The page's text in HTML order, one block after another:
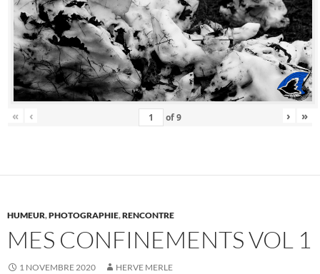
« ‹ of9 › »
HUMEUR,PHOTOGRAPHIE,RENCONTRE
MES CONFINEMENTS VOL 1
1 NOVEMBRE 2020 HERVE MERLE